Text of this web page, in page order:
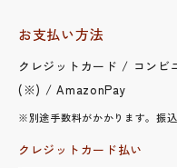
お支払い方法
クレジットカード / コン
(※) / AmazonPay
※別途手数料がかかります。振
クレジットカード払い